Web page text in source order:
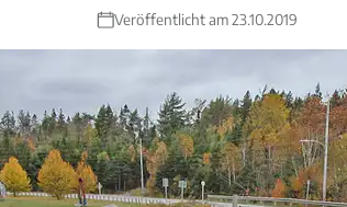
Veröffentlicht am 23.10.2019